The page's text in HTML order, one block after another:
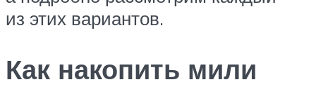
из этих вариантов.
Как накопить мили